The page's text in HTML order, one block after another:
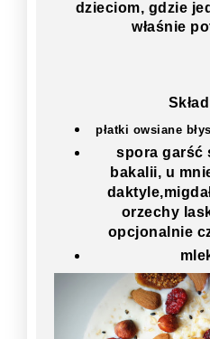
dzieciom, gdzie
właśnie
płatki owsiane
spora garść
bakalii, u
orzechy
opcjonalnie